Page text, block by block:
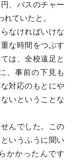
、バスのチャー
ていたと。
なければいけな
な時間をつぶす
は、全校遠足と
、事前の下見も
対応のもとにや
いということな
んでした。この
いうふうに聞い
かかったんです